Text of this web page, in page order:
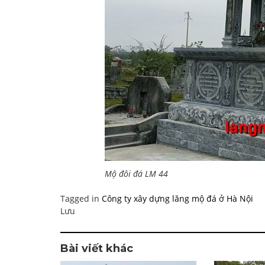
Mộ đôi đá LM 44
Tagged in Công ty xây dựng lăng mộ đá ở Hà Nội
Lưu
Bài viết khác